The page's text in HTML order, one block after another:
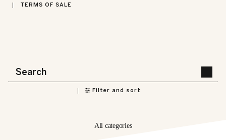
TERMS OF SALE
Filter and sort
All categories